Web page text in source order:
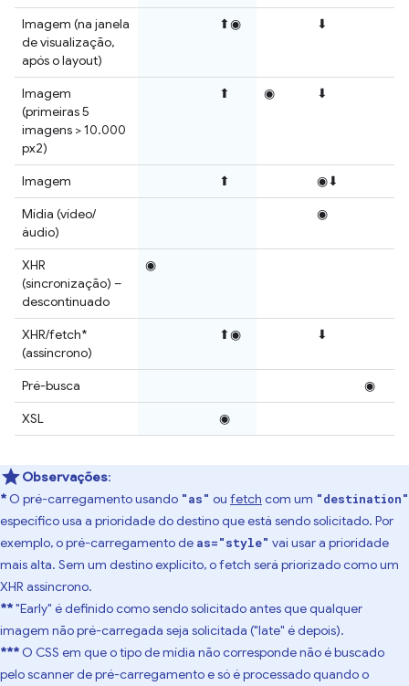
Imagem (na janela
de visualização,
após o layout)
⬆◉ ⬇
Imagem
(primeiras 5
imagens > 10.000
px2)
⬆ ◉ ⬇
Imagem ⬆
◉⬇
Mídia (vídeo/
áudio)
◉
XHR
(sincronização) –
descontinuado
◉
XHR/fetch*
(assíncrono)
⬆◉ ⬇
Pré-busca
◉
XSL
◉
Observações:
* O pré-carregamento usando "as" ou fetch com um "destination"
específico usa a prioridade do destino que está sendo solicitado. Por
exemplo, o pré-carregamento de as="style" vai usar a prioridade
mais alta. Sem um destino explícito, o fetch será priorizado como um
XHR assíncrono.
**"Early" é definido como sendo solicitado antes que qualquer
imagem não pré-carregada seja solicitada ("late" é depois).
*** O CSS em que o tipo de mídia não corresponde não é buscado
pelo scanner de pré-carregamento e só é processado quando o